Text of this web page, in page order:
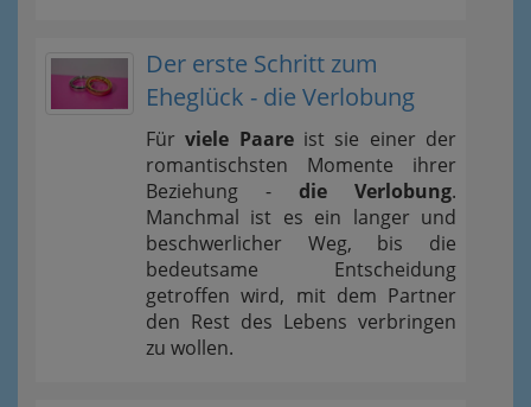
Der erste Schritt zum
Eheglück - die Verlobung
Fürviele Paareist sie einer der
romantischsten Momente ihrer
Beziehung - die Verlobung.
Manchmal ist es ein langer und
beschwerlicher Weg, bis die
bedeutsame Entscheidung
getroffen wird, mit dem Partner
den Rest des Lebens verbringen
zu wollen.